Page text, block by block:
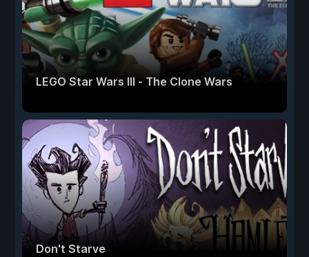
LEGO Star Wars III - The Clone Wars
Don't Starve